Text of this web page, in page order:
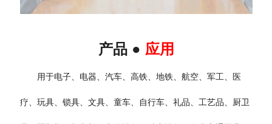
产品 ● 应用
用于电子、电器、汽车、高铁、地铁、航空、军工、医
疗、玩具、锁具、文具、童车、自行车、礼品、工艺品、厨卫